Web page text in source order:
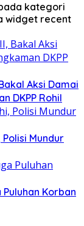
kategori
widget recent
Aksi Damai
DKPP Rohil
Mundur
Korban